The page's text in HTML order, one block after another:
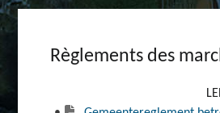
Règlements des